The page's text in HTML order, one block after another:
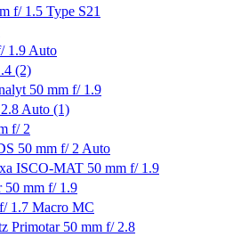
f/ 1.5 Type S21
1.9 Auto
(2)
50 mm f/ 1.9
Auto (1)
f/ 2
50 mm f/ 2 Auto
ISCO-MAT 50 mm f/ 1.9
50 mm f/ 1.9
1.7 Macro MC
Primotar 50 mm f/ 2.8